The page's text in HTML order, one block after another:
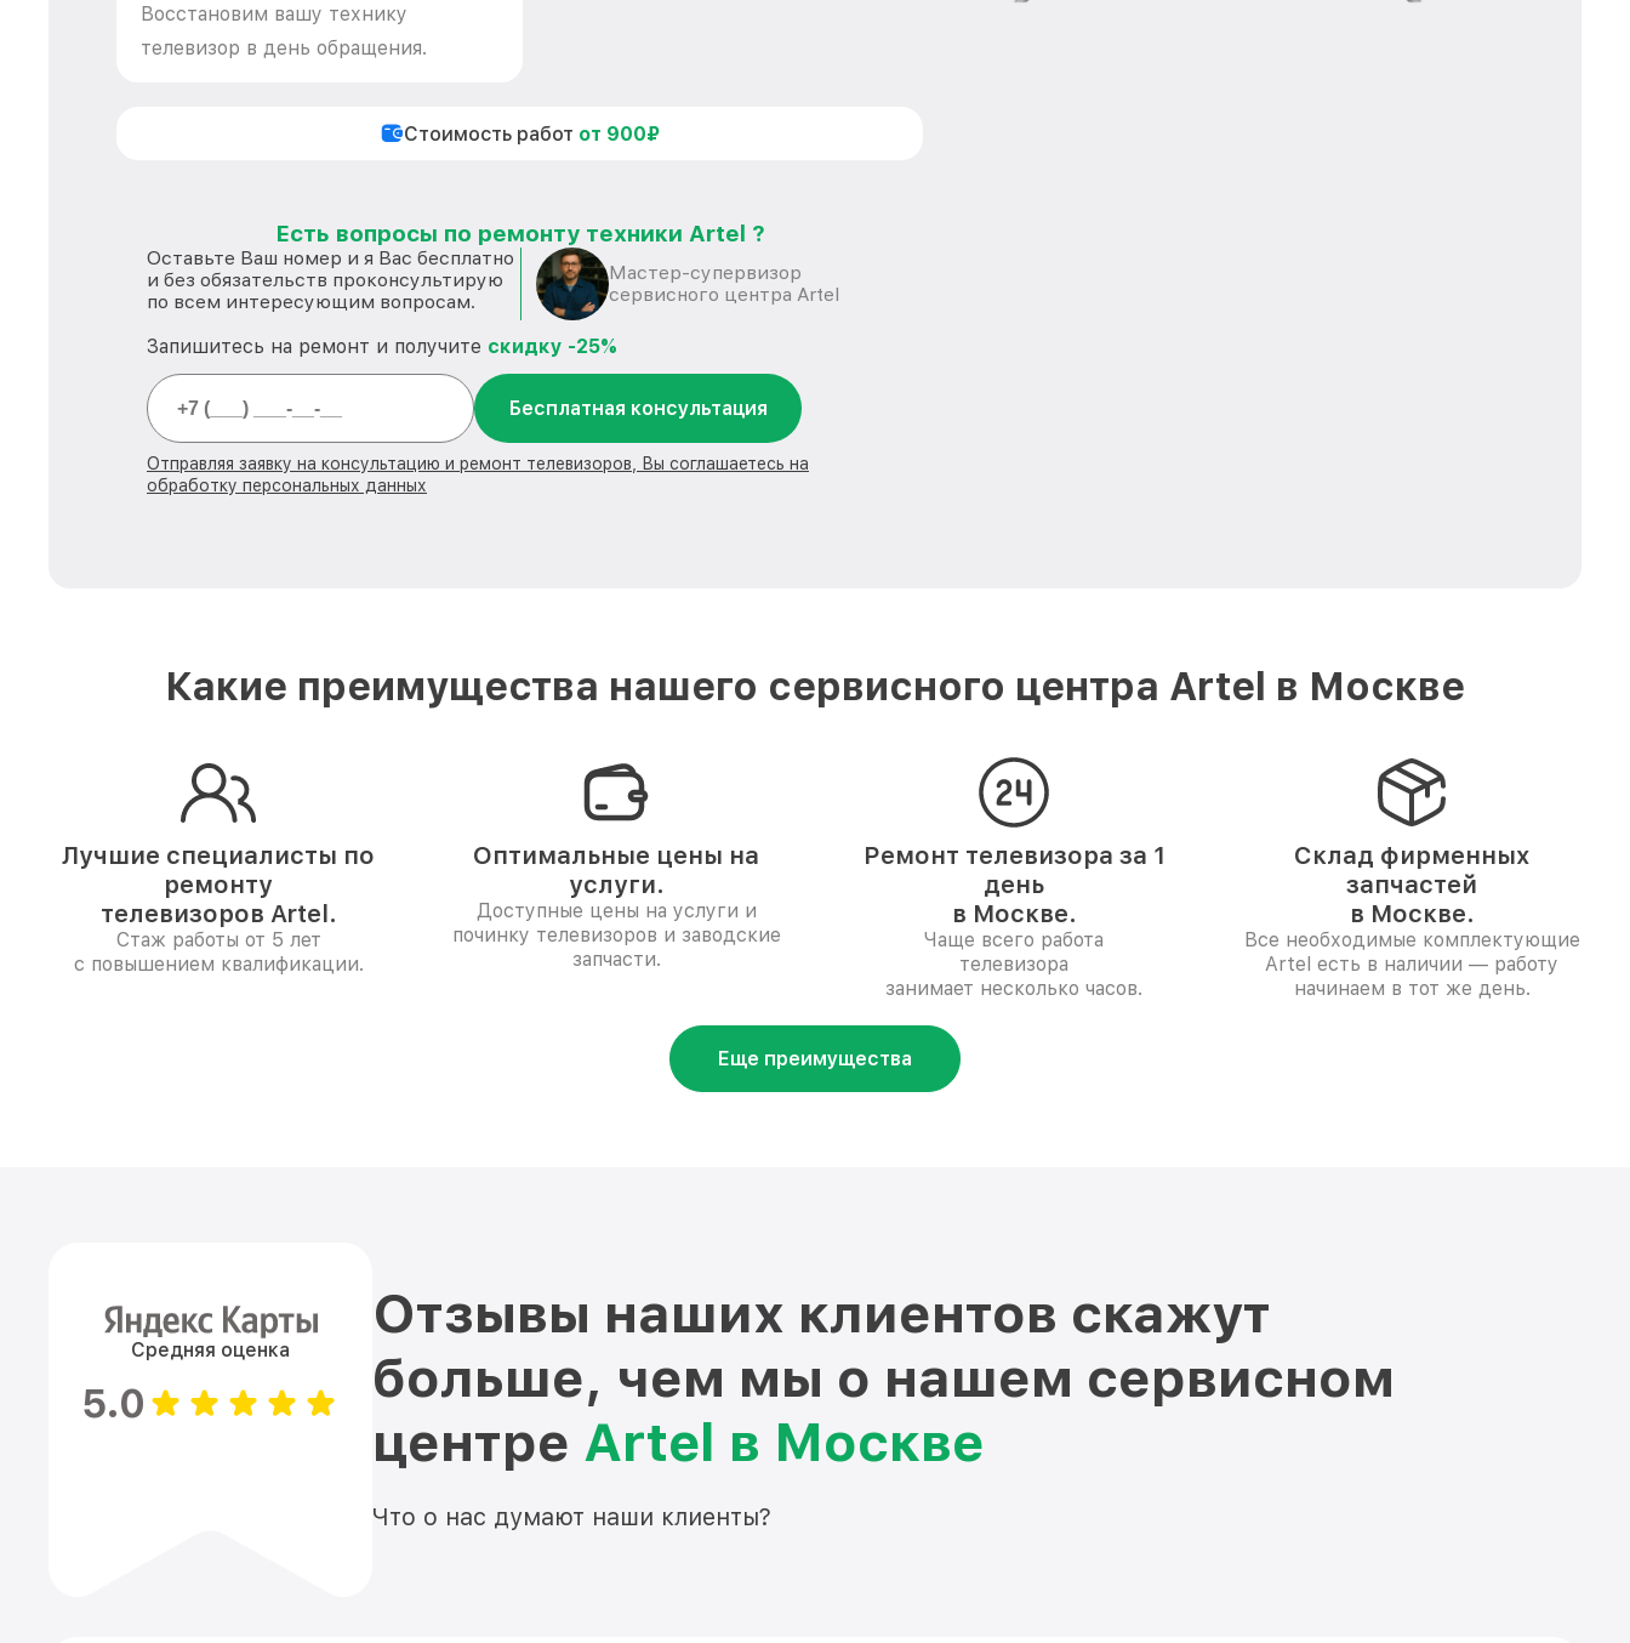
Восстановим вашу технику
телевизор в день обращения.
Стоимость работ от 900₽
Есть вопросы по ремонту техники Artel ?
Оставьте Ваш номер и я Вас бесплатно
и без обязательств проконсультирую
по всем интересующим вопросам.
Мастер-супервизор
сервисного центра Artel
Запишитесь на ремонт и получите скидку -25%
Бесплатная консультация
Отправляя заявку на консультацию и ремонт телевизоров, Вы соглашаетесь на
обработку персональных данных
Какие преимущества нашего сервисного центра Artel в Москве
Лучшие специалисты по
ремонту
телевизоров Artel.
Стаж работы от 5 лет
с повышением квалификации.
Оптимальные цены на
услуги.
Доступные цены на услуги и
починку телевизоров и заводские
запчасти.
Ремонт телевизора за 1
день
в Москве.
Чаще всего работа
телевизора
занимает несколько часов.
Склад фирменных
запчастей
в Москве.
Все необходимые комплектующие
Artel есть в наличии — работу
начинаем в тот же день.
Еще преимущества
Средняя оценка
5.0
Отзывы наших клиентов скажут
больше, чем мы о нашем сервисном
центре Artel в Москве
Что о нас думают наши клиенты?